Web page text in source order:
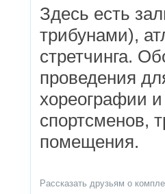
Здесь есть
трибунами),
стретчинга.
проведения
хореографии
спортсменов,
помещения.
Рассказать друзьям о